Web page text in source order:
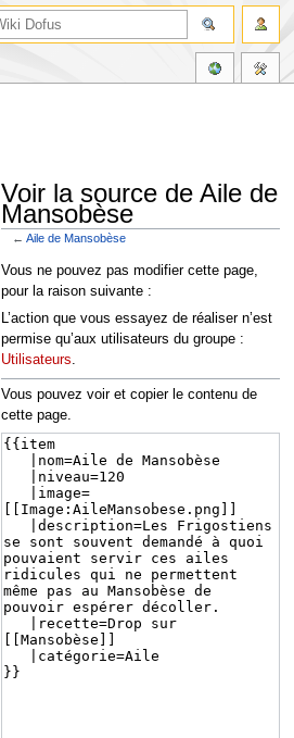
Voir la source de Aile de
Mansobèse
←Aile de Mansobèse
Aller
à
la
navigation
Aller
à
la
recherche
Vous ne pouvez pas modifier cette page,
pour la raison suivante :
L’action que vous essayez de réaliser n’est
permise qu’aux utilisateurs du groupe :
Utilisateurs.
Vous pouvez voir et copier le contenu de
cette page.